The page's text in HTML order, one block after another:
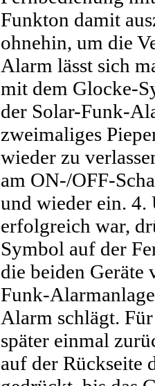
Funkton damit
ohnehin, um die
Alarm lässt sich
mit dem Glocke-
der Solar-Funk-
zweimaliges
wieder zu
am ON-/OFF-
und wieder ein. 4.
erfolgreich war,
Symbol auf der
die beiden Geräte
Funk-
Alarm schlägt.
später einmal
auf der Rückseite